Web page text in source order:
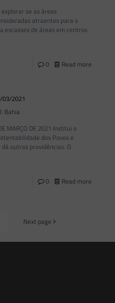
se as áreas
atraentes para o
escassez de áreas em centros
0 Read more
03/2021
Bahia
MARÇO DE 2021 Institui o
dos Povos e
outras providências. O
0 Read more
Next page